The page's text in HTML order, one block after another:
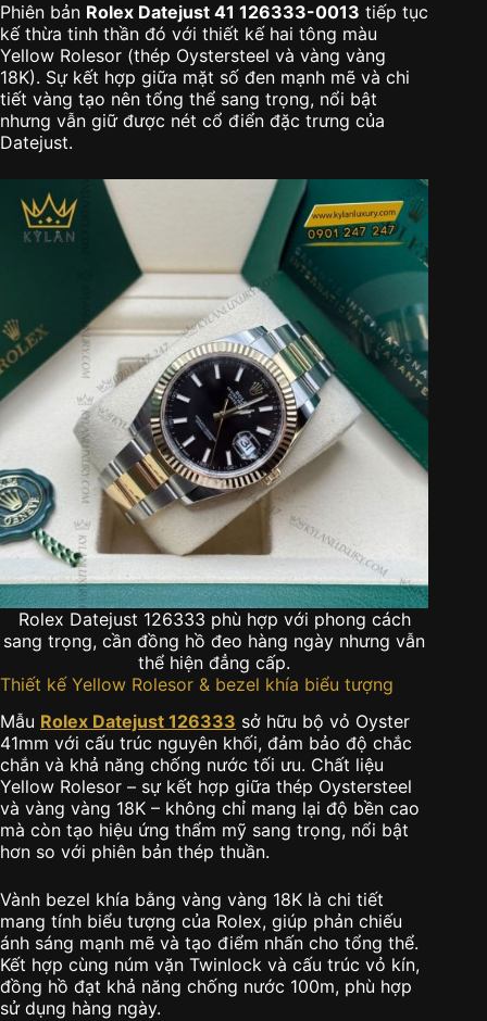
Phiên bản Rolex Datejust 41 126333-0013 tiếp tục
kế thừa tinh thần đó với thiết kế hai tông màu
Yellow Rolesor (thép Oystersteel và vàng vàng
18K). Sự kết hợp giữa mặt số đen mạnh mẽ và chi
tiết vàng tạo nên tổng thể sang trọng, nổi bật
nhưng vẫn giữ được nét cổ điển đặc trưng của
Datejust.
Rolex Datejust 126333 phù hợp với phong cách
sang trọng, cần đồng hồ đeo hàng ngày nhưng vẫn
thể hiện đẳng cấp.
Thiết kế Yellow Rolesor & bezel khía biểu tượng
Mẫu Rolex Datejust 126333 sở hữu bộ vỏ Oyster
41mm với cấu trúc nguyên khối, đảm bảo độ chắc
chắn và khả năng chống nước tối ưu. Chất liệu
Yellow Rolesor – sự kết hợp giữa thép Oystersteel
và vàng vàng 18K – không chỉ mang lại độ bền cao
mà còn tạo hiệu ứng thẩm mỹ sang trọng, nổi bật
hơn so với phiên bản thép thuần.
Vành bezel khía bằng vàng vàng 18K là chi tiết
mang tính biểu tượng của Rolex, giúp phản chiếu
ánh sáng mạnh mẽ và tạo điểm nhấn cho tổng thể.
Kết hợp cùng núm vặn Twinlock và cấu trúc vỏ kín,
đồng hồ đạt khả năng chống nước 100m, phù hợp
sử dụng hàng ngày.